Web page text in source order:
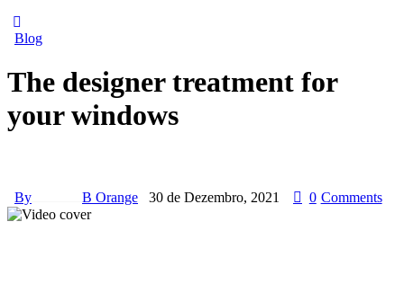
Blog
The designer treatment for
your windows
By B Orange 30 de Dezembro, 2021 0 Comments